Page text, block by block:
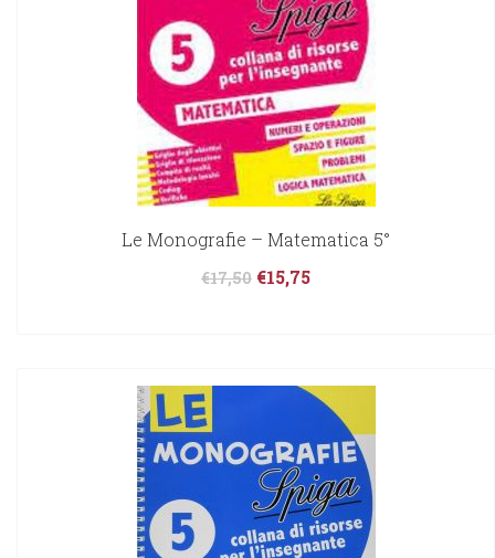
Le Monografie – Matematica 5°
€17,50 €15,75